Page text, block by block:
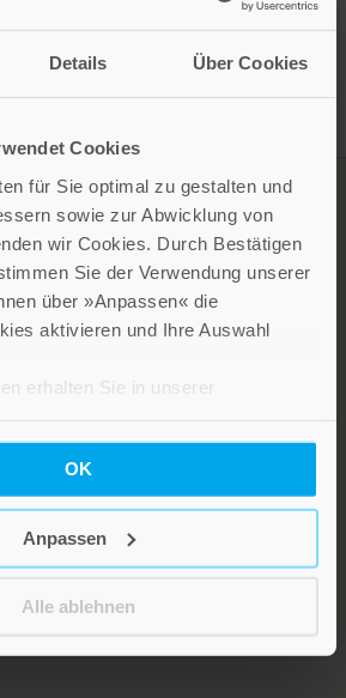
Details Über Cookies
Cookies
für Sie optimal zu gestalten und
sowie zur Abwicklung von
wir Cookies. Durch Bestätigen
Sie der Verwendung unserer
über »Anpassen« die
aktivieren und Ihre Auswahl
erhalten Sie in unserer
OK
Anpassen
Alle ablehnen
NEWSLETTER
Verlagsgruppe Patmos